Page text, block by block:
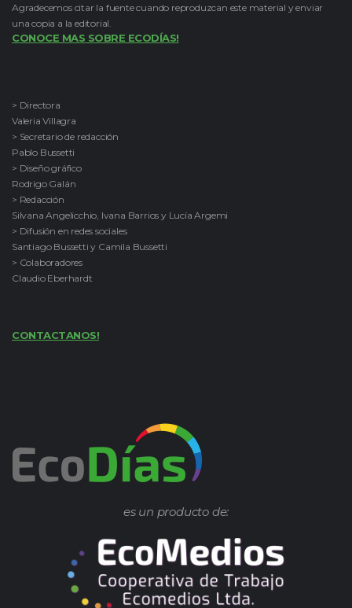
Agradecemos citar la fuente cuando reproduzcan este material y enviar
una copia a la editorial.
CONOCE MAS SOBRE ECODÍAS!
> Directora
Valeria Villagra
> Secretario de redacción
Pablo Bussetti
> Diseño gráfico
Rodrigo Galán
> Redacción
Silvana Angelicchio, Ivana Barrios y Lucía Argemi
> Difusión en redes sociales
Santiago Bussetti y Camila Bussetti
> Colaboradores
Claudio Eberhardt
CONTACTANOS!
es un producto de: